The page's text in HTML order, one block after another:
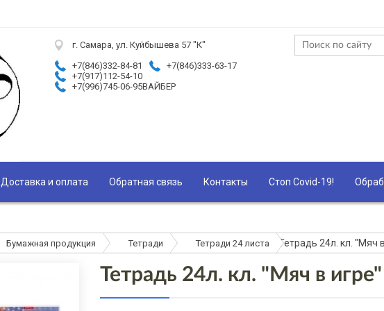
г. Самара, ул. Куйбышева 57 "К"
+7(846)332-84-81
+7(846)333-63-17
+7(917)112-54-10
+7(996)745-06-95ВАЙБЕР
Доставка и оплата Обратная связь Контакты Стоп Covid-19!
Бумажная продукция Тетради Тетради 24 листа Тетрадь 24л. кл. "Мяч
Тетрадь 24л. кл. "Мяч в